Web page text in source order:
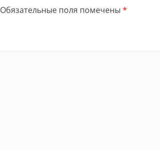
Обязательные поля помечены *